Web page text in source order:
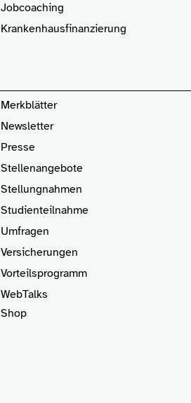
Jobcoaching
Krankenhaus­finanzierung
Merkblätter
Newsletter
Presse
Stellenangebote
Stellungnahmen
Studienteilnahme
Umfragen
Versicherungen
Vorteilsprogramm
WebTalks
Shop